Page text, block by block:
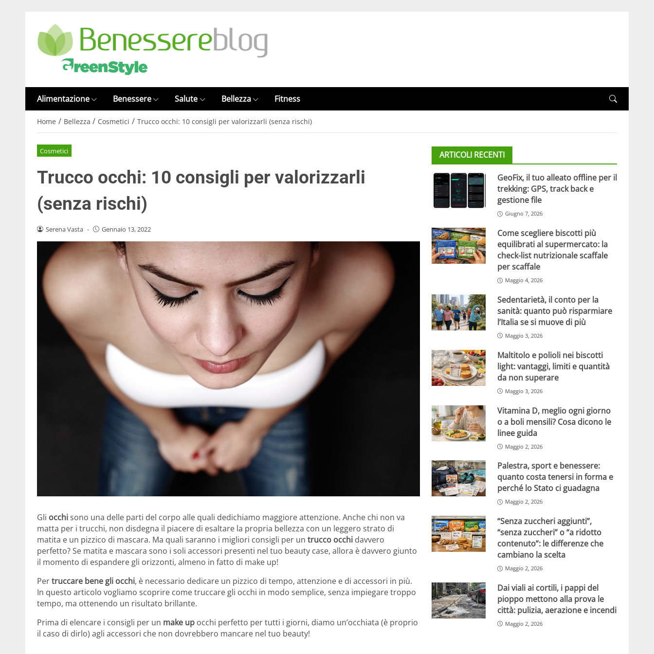
Alimentazione Benessere Salute Bellezza Fitness
Home / Bellezza / Cosmetici / Trucco occhi: 10 consigli per valorizzarli (senza rischi)
Cosmetici
Trucco occhi: 10 consigli per valorizzarli
(senza rischi)
Serena Vasta - Gennaio 13, 2022
Gli occhisono una delle parti del corpo alle quali dedichiamo maggiore attenzione. Anche chi non va
matta per i trucchi, non disdegna il piacere di esaltare la propria bellezza con un leggero strato di
matita e un pizzico di mascara. Ma quali saranno i migliori consigli per un trucco occhi davvero
perfetto? Se matita e mascara sono i soli accessori presenti nel tuo beauty case, allora è davvero giunto
il momento di espandere gli orizzonti, almeno in fatto di make up!
Pertruccare bene gli occhi, è necessario dedicare un pizzico di tempo, attenzione e di accessori in più.
In questo articolo vogliamo scoprire come truccare gli occhi in modo semplice, senza impiegare troppo
tempo, ma ottenendo un risultato brillante.
Prima di elencare i consigli per un make up occhi perfetto per tutti i giorni, diamo un’occhiata (è proprio
il caso di dirlo) agli accessori che non dovrebbero mancare nel tuo beauty!
ARTICOLI RECENTI
GeoFix, il tuo alleato offline per il
trekking: GPS, track back e
gestione file
Giugno 7, 2026
Come scegliere biscotti più
equilibrati al supermercato: la
check-list nutrizionale scaffale
per scaffale
Maggio 4, 2026
Sedentarietà, il conto per la
sanità: quanto può risparmiare
l’Italia se si muove di più
Maggio 3, 2026
Maltitolo e polioli nei biscotti
light: vantaggi, limiti e quantità
da non superare
Maggio 3, 2026
Vitamina D, meglio ogni giorno
o a boli mensili? Cosa dicono le
linee guida
Maggio 2, 2026
Palestra, sport e benessere:
quanto costa tenersi in forma e
perché lo Stato ci guadagna
Maggio 2, 2026
“Senza zuccheri aggiunti”,
“senza zuccheri” o “a ridotto
contenuto”: le differenze che
cambiano la scelta
Maggio 2, 2026
Dai viali ai cortili, i pappi del
pioppo mettono alla prova le
città: pulizia, aerazione e incendi
Maggio 2, 2026